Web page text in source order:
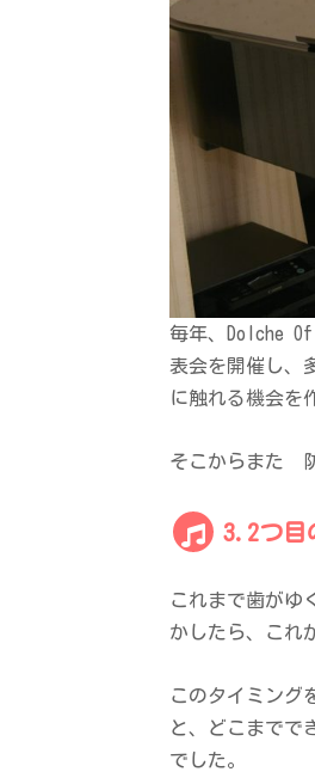
毎年、Dolche
表会を開催し、
に触れる機会を
そこからまた
3.2つ目
これまで歯がゆ
かしたら、これ
このタイミング
と、どこまでで
でした。